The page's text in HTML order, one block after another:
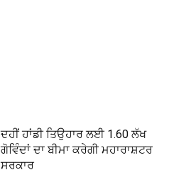
ਦਹੀਂ ਹਾਂਡੀ ਤਿਉਹਾਰ ਲਈ 1.60 ਲੱਖ
ਗੋਵਿੰਦਾਂ ਦਾ ਬੀਮਾ ਕਰੇਗੀ ਮਹਾਰਾਸ਼ਟਰ
ਸਰਕਾਰ